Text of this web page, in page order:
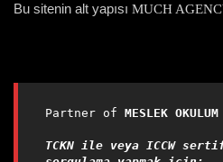
Bu sitenin alt yapısı MUCH
Partner of MESLEK OKULUM
TCKN ile veya ICCW